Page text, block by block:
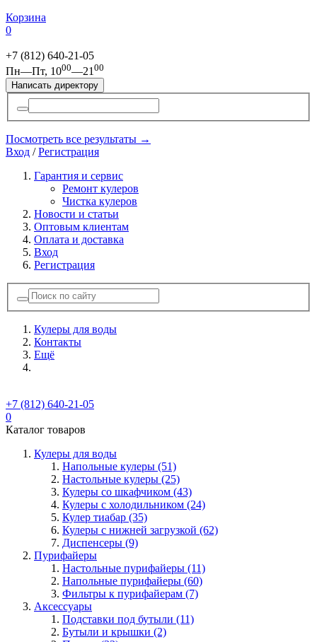
Корзина
0
+7 (812) 640-21-05
Пн—Пт, 1000—21 00
Написать директору
Посмотреть все результаты →
Вход /Регистрация
Гарантия и сервис
Ремонт кулеров
Чистка кулеров
Новости и статьи
Оптовым клиентам
Оплата и доставка
Вход
Регистрация
Кулеры для воды
Контакты
Ещё
+7 (812) 640-21-05
0
Каталог товаров
Кулеры для воды
Напольные кулеры (51)
Настольные кулеры (25)
Кулеры со шкафчиком (43)
Кулеры с холодильником (24)
Кулер тиабар (35)
Кулеры с нижней загрузкой (62)
Диспенсеры (9)
Пурифайеры
Настольные пурифайеры (11)
Напольные пурифайеры (60)
Фильтры к пурифайерам (7)
Аксессуары
Подставки под бутыли (11)
Бутыли и крышки (2)